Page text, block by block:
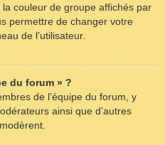
couleur de groupe affichés par
permettre de changer votre
de l’utilisateur.
du forum » ?
de l’équipe du forum, y
ainsi que d’autres